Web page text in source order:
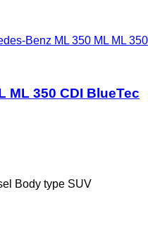
Benz ML 350 ML ML 350
ML 350 CDI BlueTec
Body type SUV